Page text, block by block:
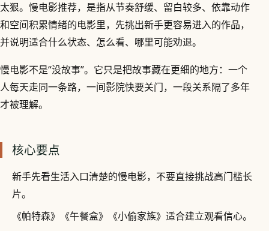
太狠。慢电影推荐，是指从节奏舒缓、留白较多、依靠动作
和空间积累情绪的电影里，先挑出新手更容易进入的作品，
并说明适合什么状态、怎么看、哪里可能劝退。
慢电影不是“没故事”。它只是把故事藏在更细的地方：一个
人每天走同一条路，一间影院快要关门，一段关系隔了多年
才被理解。
核心要点
新手先看生活入口清楚的慢电影，不要直接挑战高门槛长
片。
《帕特森》《午餐盒》《小偷家族》适合建立观看信心。